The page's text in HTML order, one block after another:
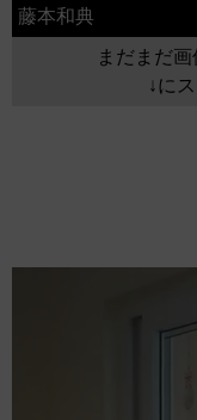
藤本和典
まだまだ画
↓に